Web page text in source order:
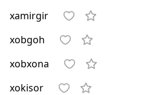
xamirgir
xobgoh
xobxona
xokisor